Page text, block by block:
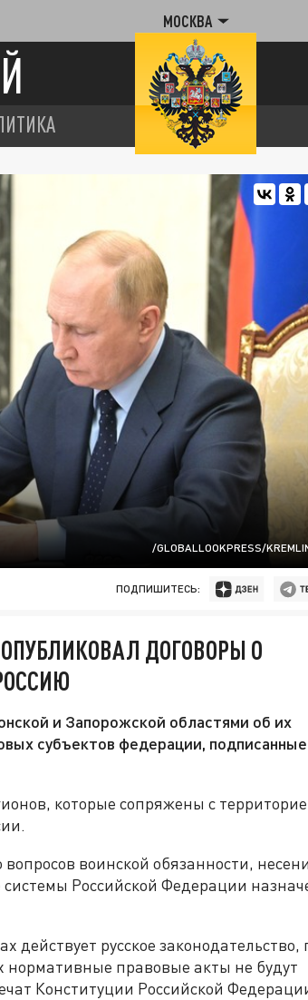
МОСКВА
/GLOBALLOOKPRESS/
ПОДПИШИТЕСЬ:
ДОГОВОРЫ О
и Запорожской областями об их
субъектов федерации,
которые сопряжены с
воинской обязанности,
Российской Федерации
действует русское законодательство,
нормативные правовые акты не будут
Конституции Российской